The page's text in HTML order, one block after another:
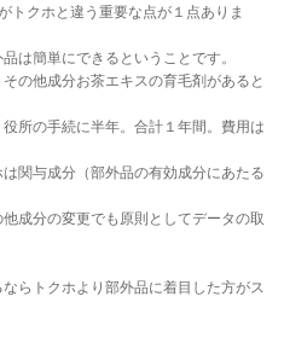
トクホと違う重要な点が１点ありま
は簡単にできるということです。
の他成分お茶エキスの育毛剤があると
所の手続に半年。合計１年間。費用は
関与成分（部外品の有効成分にあたる
成分の変更でも原則としてデータの取
らトクホより部外品に着目した方がス